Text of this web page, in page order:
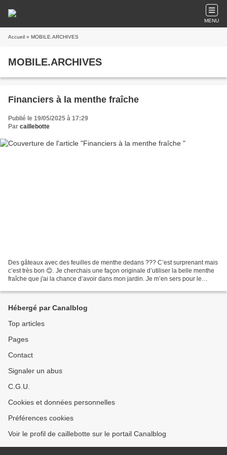
MENU
Accueil » MOBILE.ARCHIVES
MOBILE.ARCHIVES
Financiers à la menthe fraîche
Publié le 19/05/2025 à 17:29
Par caillebotte
Des gâteaux avec des feuilles de menthe dedans ??? C’est surprenant mais
c’est très bon 😊. Je cherchais une façon originale d’utiliser la belle menthe
fraîche que j'ai la chance d’avoir dans mon jardin. Je m’en sers pour le
Hébergé par Canalblog
Top articles
Pages
Contact
Signaler un abus
C.G.U.
Cookies et données personnelles
Préférences cookies
Voir le profil de caillebotte sur le portail Canalblog